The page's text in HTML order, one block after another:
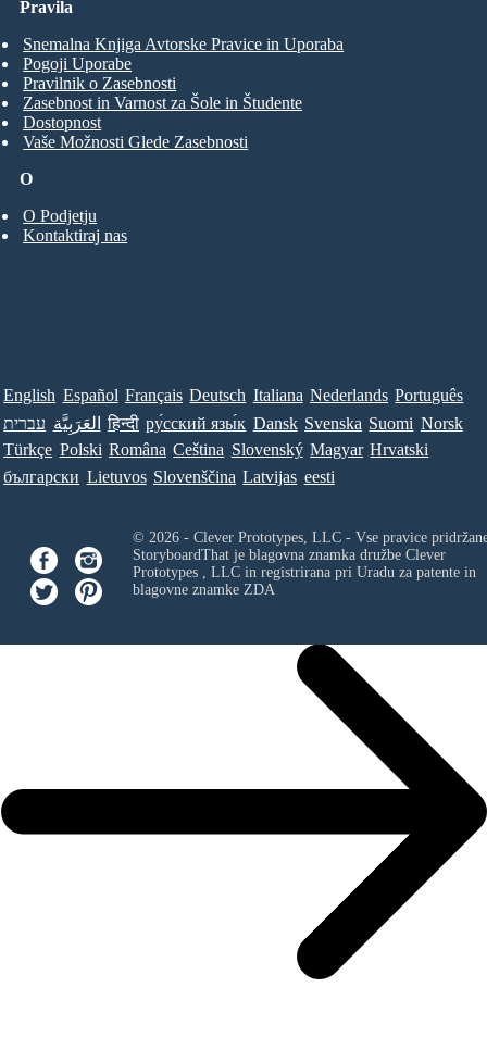
O
O Podjetju
Kontaktiraj nas
Pravila
Snemalna Knjiga Avtorske Pravice in Uporaba
Pogoji Uporabe
Pravilnik o Zasebnosti
Zasebnost in Varnost za Šole in Študente
Dostopnost
Vaše Možnosti Glede Zasebnosti
English Español Français Deutsch Italiana Nederlands Português
עברית العَرَبِيَّة हिन्दी ру́сский язы́к Dansk Svenska Suomi Norsk
Türkçe Polski Româna Ceština Slovenský Magyar Hrvatski
български Lietuvos Slovenščina Latvijas eesti
© 2026 - Clever Prototypes, LLC - Vse pravice
StoryboardThat je blagovna znamka družbe Clever
Prototypes , LLCin registrirana pri Uradu za patente in
blagovne znamke ZDA